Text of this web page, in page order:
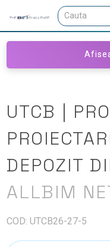
UTCB |
DEPOZIT
ALLBIM
COD: UTCB26-27-5